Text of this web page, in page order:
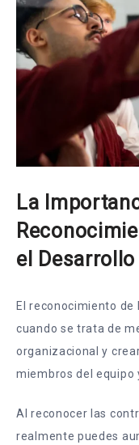
La
el
El reconocimiento
cuando se trata de
organizacional y
miembros del equipo
Al reconocer las
realmente puedes